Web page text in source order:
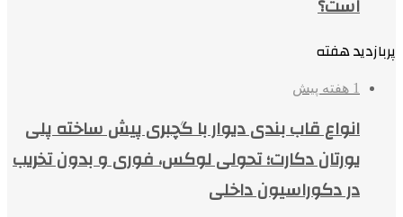
پربازدید هفته
1 هفته پیش
انواع قاب بندی دیوار با گچبری پیش ساخته پلی
یورتان دکارت؛ تحولی لوکس، فوری و بدون تخریب
در دکوراسیون داخلی